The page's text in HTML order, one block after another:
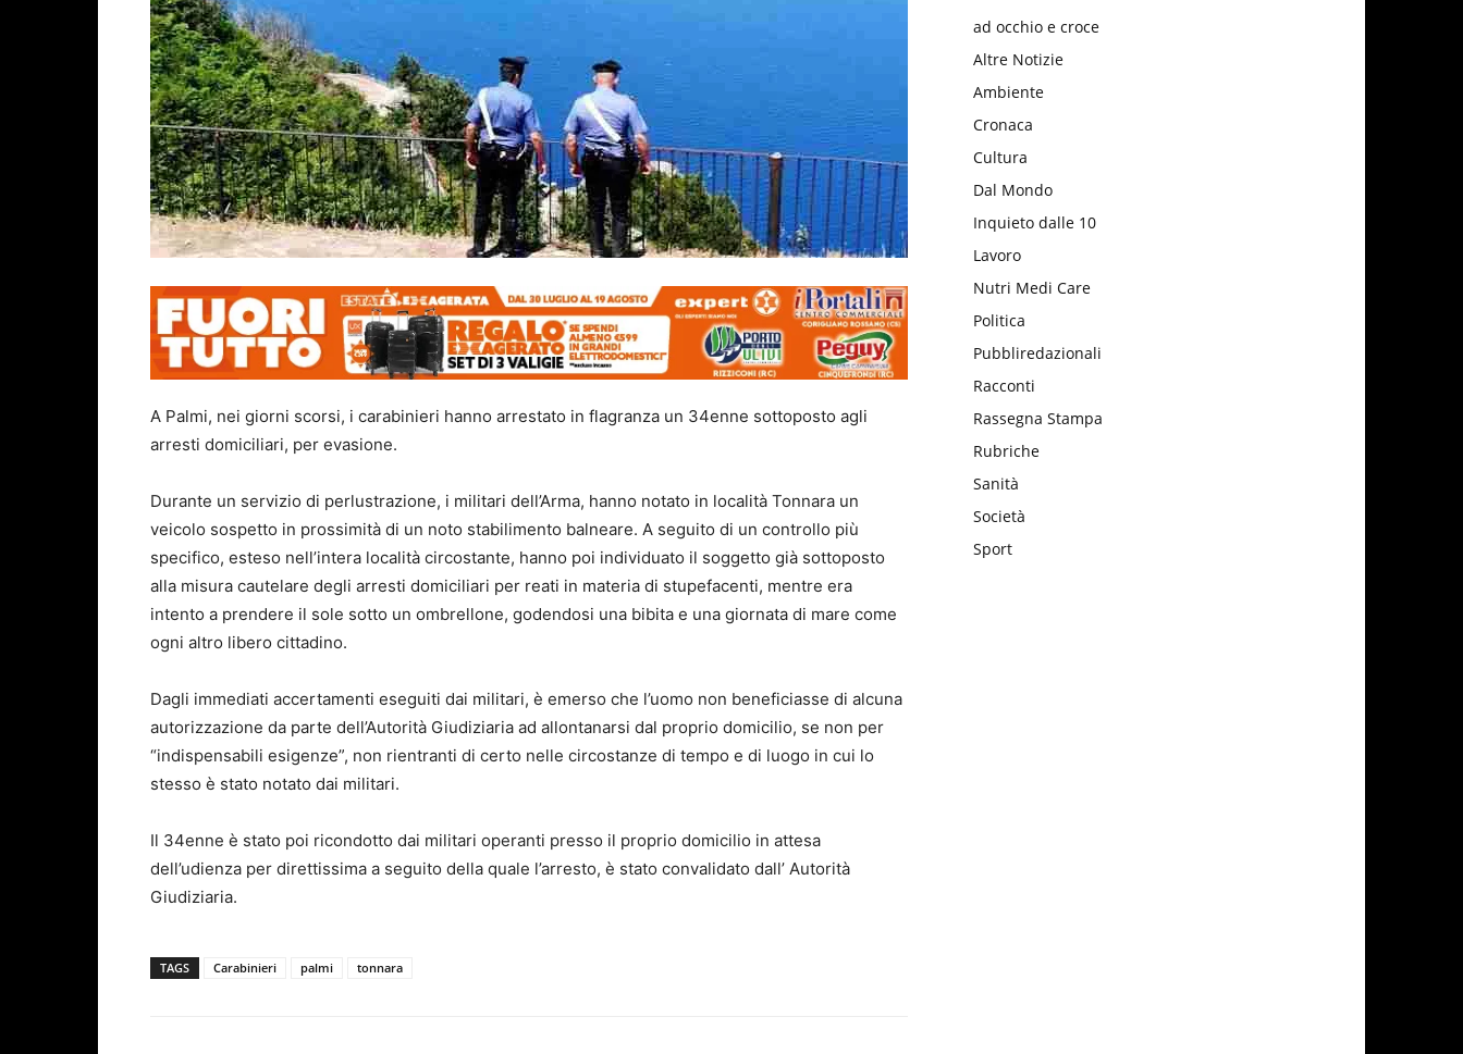
A Palmi, nei giorni scorsi, i carabinieri hanno arrestato in flagranza un 34enne sottoposto agli
arresti domiciliari, per evasione.
Durante un servizio di perlustrazione, i militari dell’Arma, hanno notato in località Tonnara un
veicolo sospetto in prossimità di un noto stabilimento balneare. A seguito di un controllo più
specifico, esteso nell’intera località circostante, hanno poi individuato il soggetto già sottoposto
alla misura cautelare degli arresti domiciliari per reati in materia di stupefacenti, mentre era
intento a prendere il sole sotto un ombrellone, godendosi una bibita e una giornata di mare come
ogni altro libero cittadino.
Dagli immediati accertamenti eseguiti dai militari, è emerso che l’uomo non beneficiasse di alcuna
autorizzazione da parte dell’Autorità Giudiziaria ad allontanarsi dal proprio domicilio, se non per
“indispensabili esigenze”, non rientranti di certo nelle circostanze di tempo e di luogo in cui lo
stesso è stato notato dai militari.
Il 34enne è stato poi ricondotto dai militari operanti presso il proprio domicilio in attesa
dell’udienza per direttissima a seguito della quale l’arresto, è stato convalidato dall’ Autorità
Giudiziaria.
TAGS Carabinieri palmi tonnara
ad occhio e croce
Altre Notizie
Ambiente
Cronaca
Cultura
Dal Mondo
Inquieto dalle 10
Lavoro
Nutri Medi Care
Politica
Pubbliredazionali
Racconti
Rassegna Stampa
Rubriche
Sanità
Società
Sport